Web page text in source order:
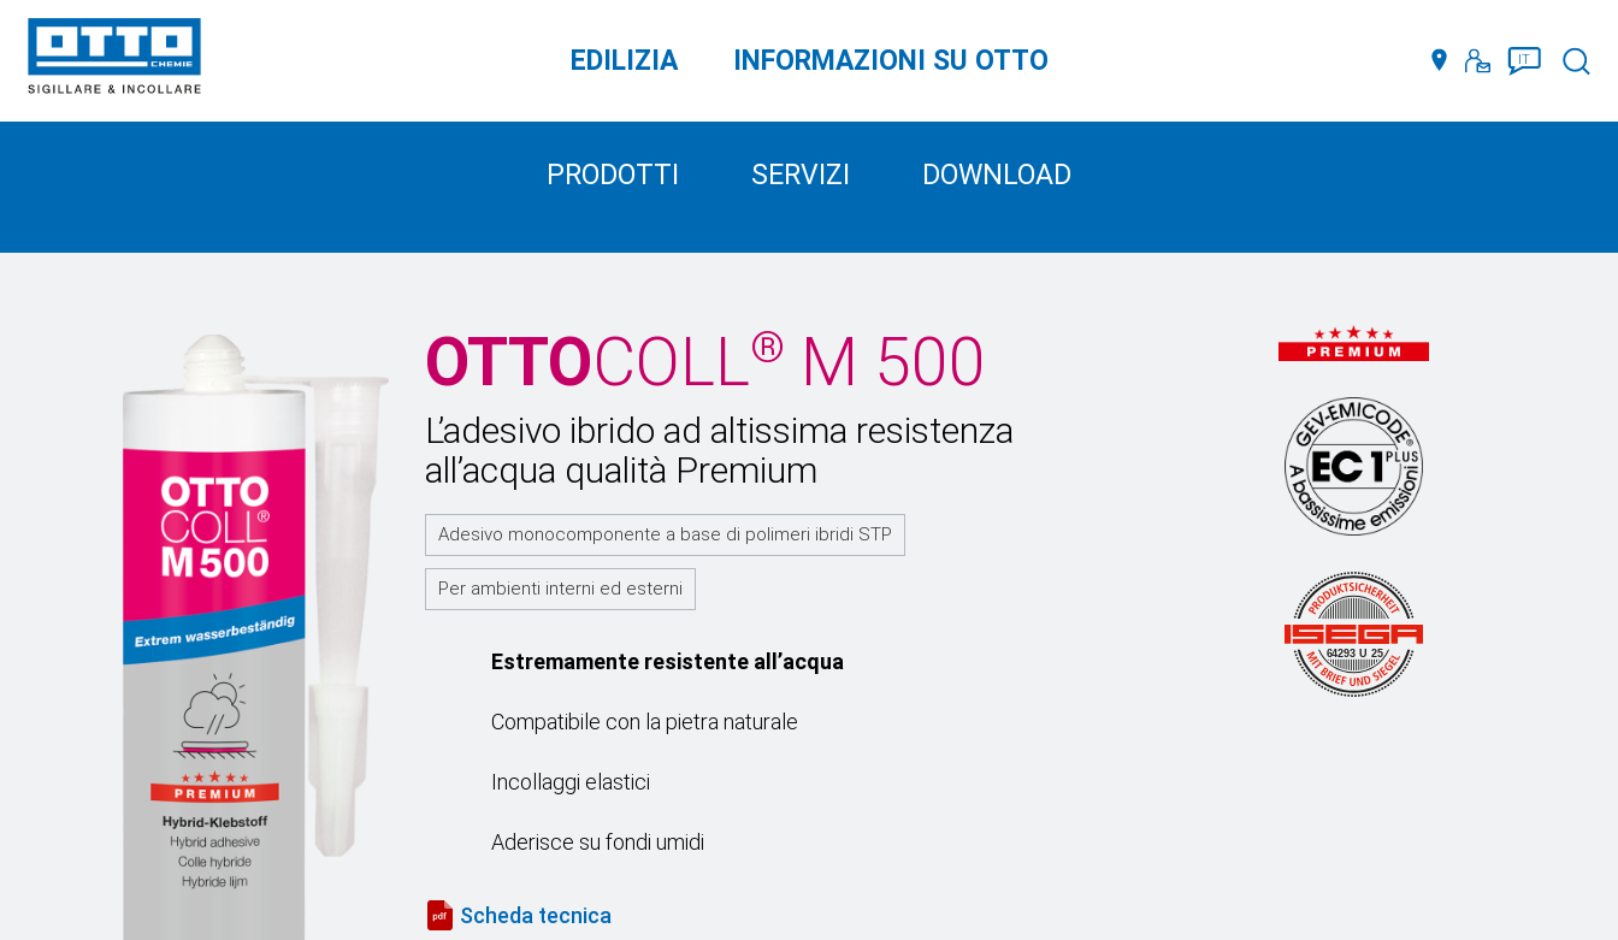
IT
EDILIZIA
PRODOTTI SERVIZI DOWNLOAD
INFORMAZIONI SU OTTO
OTTOCOLL® M 500
L’adesivo ibrido ad altissima resistenza
all’acqua qualità Premium
Adesivo monocomponente a base di polimeri ibridi STP
Per ambienti interni ed esterni
Estremamente resistente all’acqua
Compatibile con la pietra naturale
Incollaggi elastici
Aderisce su fondi umidi
Scheda tecnica
64293 U 25